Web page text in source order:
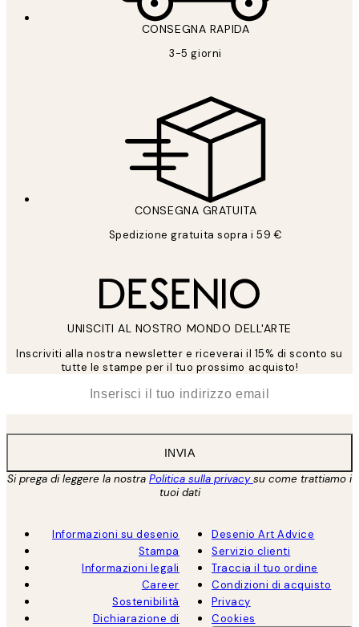
CONSEGNA RAPIDA
3-5 giorni
CONSEGNA GRATUITA
Spedizione gratuita sopra i 59 €
UNISCITI AL NOSTRO MONDO DELL'ARTE
Inscriviti alla nostra newsletter e riceverai il 15% di sconto su
tutte le stampe per il tuo prossimo acquisto!
INVIA
Si prega di leggere la nostra Politica sulla privacysu come trattiamo i
tuoi dati
Informazioni su desenio
Stampa
Informazioni legali
Career
Sostenibilità
Dichiarazione di
Desenio Art Advice
Servizio clienti
Traccia il tuo ordine
Condizioni di acquisto
Privacy
Cookies